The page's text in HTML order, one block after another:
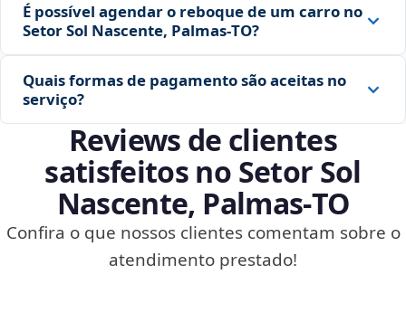
É possível agendar o reboque de um carro no
Setor Sol Nascente, Palmas‑TO?
Quais formas de pagamento são aceitas no
serviço?
Reviews de clientes
satisfeitos no Setor Sol
Nascente, Palmas‑TO
Confira o que nossos clientes comentam sobre o
atendimento prestado!